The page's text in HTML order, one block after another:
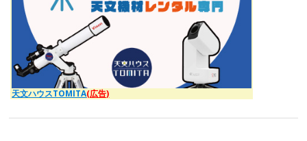
天文ハウスTOMITA(広告)